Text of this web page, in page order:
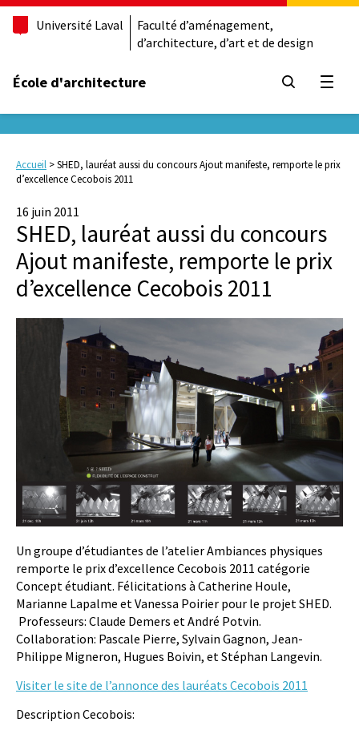
Université Laval
Faculté d’aménagement,
d’architecture, d’art et de design
École d'architecture
Accueil >SHED, lauréat aussi du concours Ajout manifeste, remporte le prix
d’excellence Cecobois 2011
16 juin 2011
SHED, lauréat aussi du concours
Ajout manifeste, remporte le prix
d’excellence Cecobois 2011
Un groupe d’étudiantes de l’atelier Ambiances physiques
remporte le prix d’excellence Cecobois 2011 catégorie
Concept étudiant. Félicitations à Catherine Houle,
Marianne Lapalme et Vanessa Poirier pour le projet SHED.
Professeurs: Claude Demers et André Potvin.
Collaboration: Pascale Pierre, Sylvain Gagnon, Jean-
Philippe Migneron, Hugues Boivin, et Stéphan Langevin.
Visiter le site de l’annonce des lauréats Cecobois 2011
Description Cecobois: